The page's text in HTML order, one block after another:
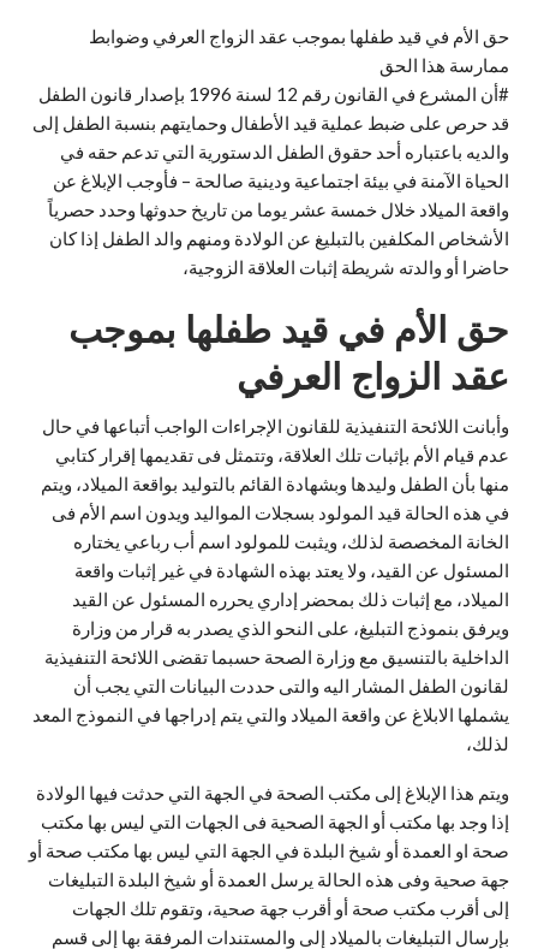
حق الأم في قيد طفلها بموجب عقد الزواج العرفي وضوابط
ممارسة هذا الحق
#أن المشرع في القانون رقم 12 لسنة 1996 بإصدار قانون الطفل
قد حرص على ضبط عملية قيد الأطفال وحمايتهم بنسبة الطفل إلى
والديه باعتباره أحد حقوق الطفل الدستورية التي تدعم حقه في
الحياة الآمنة في بيئة اجتماعية ودينية صالحة – فأوجب الإبلاغ عن
واقعة الميلاد خلال خمسة عشر يوما من تاريخ حدوثها وحدد حصرياً
الأشخاص المكلفين بالتبليغ عن الولادة ومنهم والد الطفل إذا كان
حاضرا أو والدته شريطة إثبات العلاقة الزوجية،
حق الأم في قيد طفلها بموجب
عقد الزواج العرفي
وأبانت اللائحة التنفيذية للقانون الإجراءات الواجب أتباعها في حال
عدم قيام الأم بإثبات تلك العلاقة، وتتمثل فى تقديمها إقرار كتابي
منها بأن الطفل وليدها وبشهادة القائم بالتوليد بواقعة الميلاد، ويتم
في هذه الحالة قيد المولود بسجلات المواليد ويدون اسم الأم فى
الخانة المخصصة لذلك، ويثبت للمولود اسم أب رباعي يختاره
المسئول عن القيد، ولا يعتد بهذه الشهادة في غير إثبات واقعة
الميلاد، مع إثبات ذلك بمحضر إداري يحرره المسئول عن القيد
ويرفق بنموذج التبليغ، على النحو الذي يصدر به قرار من وزارة
الداخلية بالتنسيق مع وزارة الصحة حسبما تقضى اللائحة التنفيذية
لقانون الطفل المشار اليه والتى حددت البيانات التي يجب أن
يشملها الابلاغ عن واقعة الميلاد والتي يتم إدراجها في النموذج المعد
لذلك،
ويتم هذا الإبلاغ إلى مكتب الصحة في الجهة التي حدثت فيها الولادة
إذا وجد بها مكتب أو الجهة الصحية فى الجهات التي ليس بها مكتب
صحة او العمدة أو شيخ البلدة في الجهة التي ليس بها مكتب صحة أو
جهة صحية وفى هذه الحالة يرسل العمدة أو شيخ البلدة التبليغات
إلى أقرب مكتب صحة أو أقرب جهة صحية، وتقوم تلك الجهات
بإرسال التبليغات بالميلاد إلى والمستندات المرفقة بها إلى قسم